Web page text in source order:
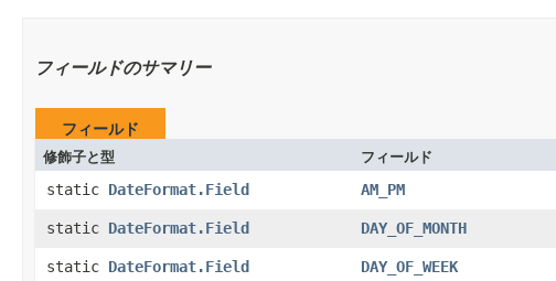
フィールドのサマリー
フィールド
修飾子と型 フィールド
static DateFormat.Field AM_PM
static DateFormat.Field DAY_OF_MONTH
static DateFormat.Field DAY_OF_WEEK